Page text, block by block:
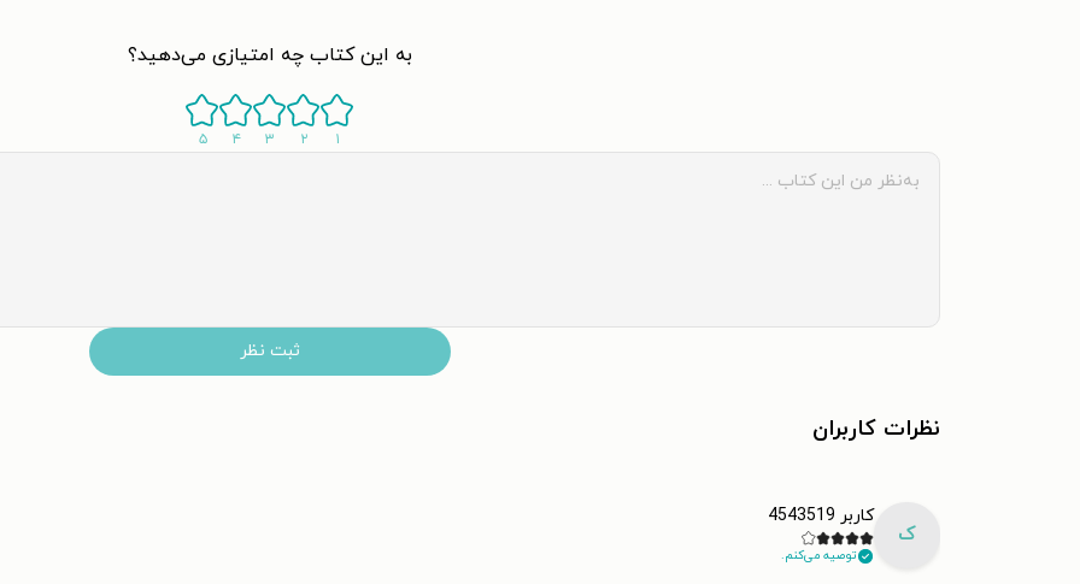
به این کتاب چه امتیازی می‌دهید؟
۱ ۲ ۳ ۴ ۵
ثبت نظر
نظرات کاربران
ک
کاربر 4543519
توصیه می‌کنم.